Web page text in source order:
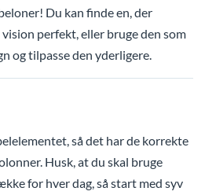
Du kan finde en, der
perfekt, eller bruge den som
og tilpasse den yderligere.
så det har de korrekte
Husk, at du skal bruge
for hver dag, så start med syv